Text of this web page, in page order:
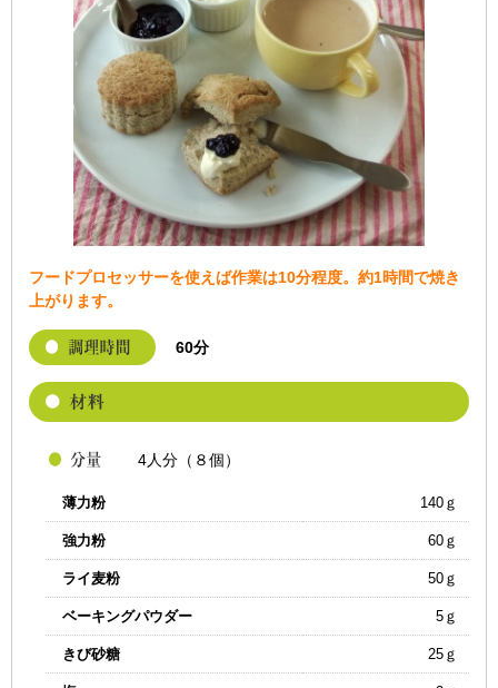
フードプロセッサーを使えば作業は10分程度。約1時間で焼き
上がります。
60分
4人分（８個）
薄力粉 140ｇ
強力粉 60ｇ
ライ麦粉 50ｇ
ベーキングパウダー 5ｇ
きび砂糖 25ｇ